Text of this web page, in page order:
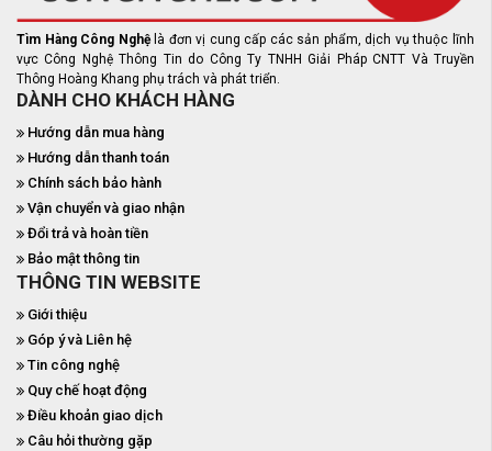
Tìm Hàng Công Nghệ là đơn vị cung cấp các sản phẩm, dịch vụ thuộc lĩnh
vực Công Nghệ Thông Tin do Công Ty TNHH Giải Pháp CNTT Và Truyền
Thông Hoàng Khang phụ trách và phát triển.
DÀNH CHO KHÁCH HÀNG
Hướng dẫn mua hàng
Hướng dẫn thanh toán
Chính sách bảo hành
Vận chuyển và giao nhận
Đổi trả và hoàn tiền
Bảo mật thông tin
THÔNG TIN WEBSITE
Giới thiệu
Góp ý và Liên hệ
Tin công nghệ
Quy chế hoạt động
Điều khoản giao dịch
Câu hỏi thường gặp